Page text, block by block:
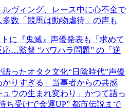
ルヴィング、レース中に心不全で
数「競馬は動物虐待」の声も
に『鬼滅』声優発表も「求めて
…監督 “パワハラ問題” の「逆
語ったオタク文化“日陰時代”声優
りすぎる」当事者からの共感
ウの生まれ変わり」かつて語っ
ち受けで金運UP” 都市伝説まで